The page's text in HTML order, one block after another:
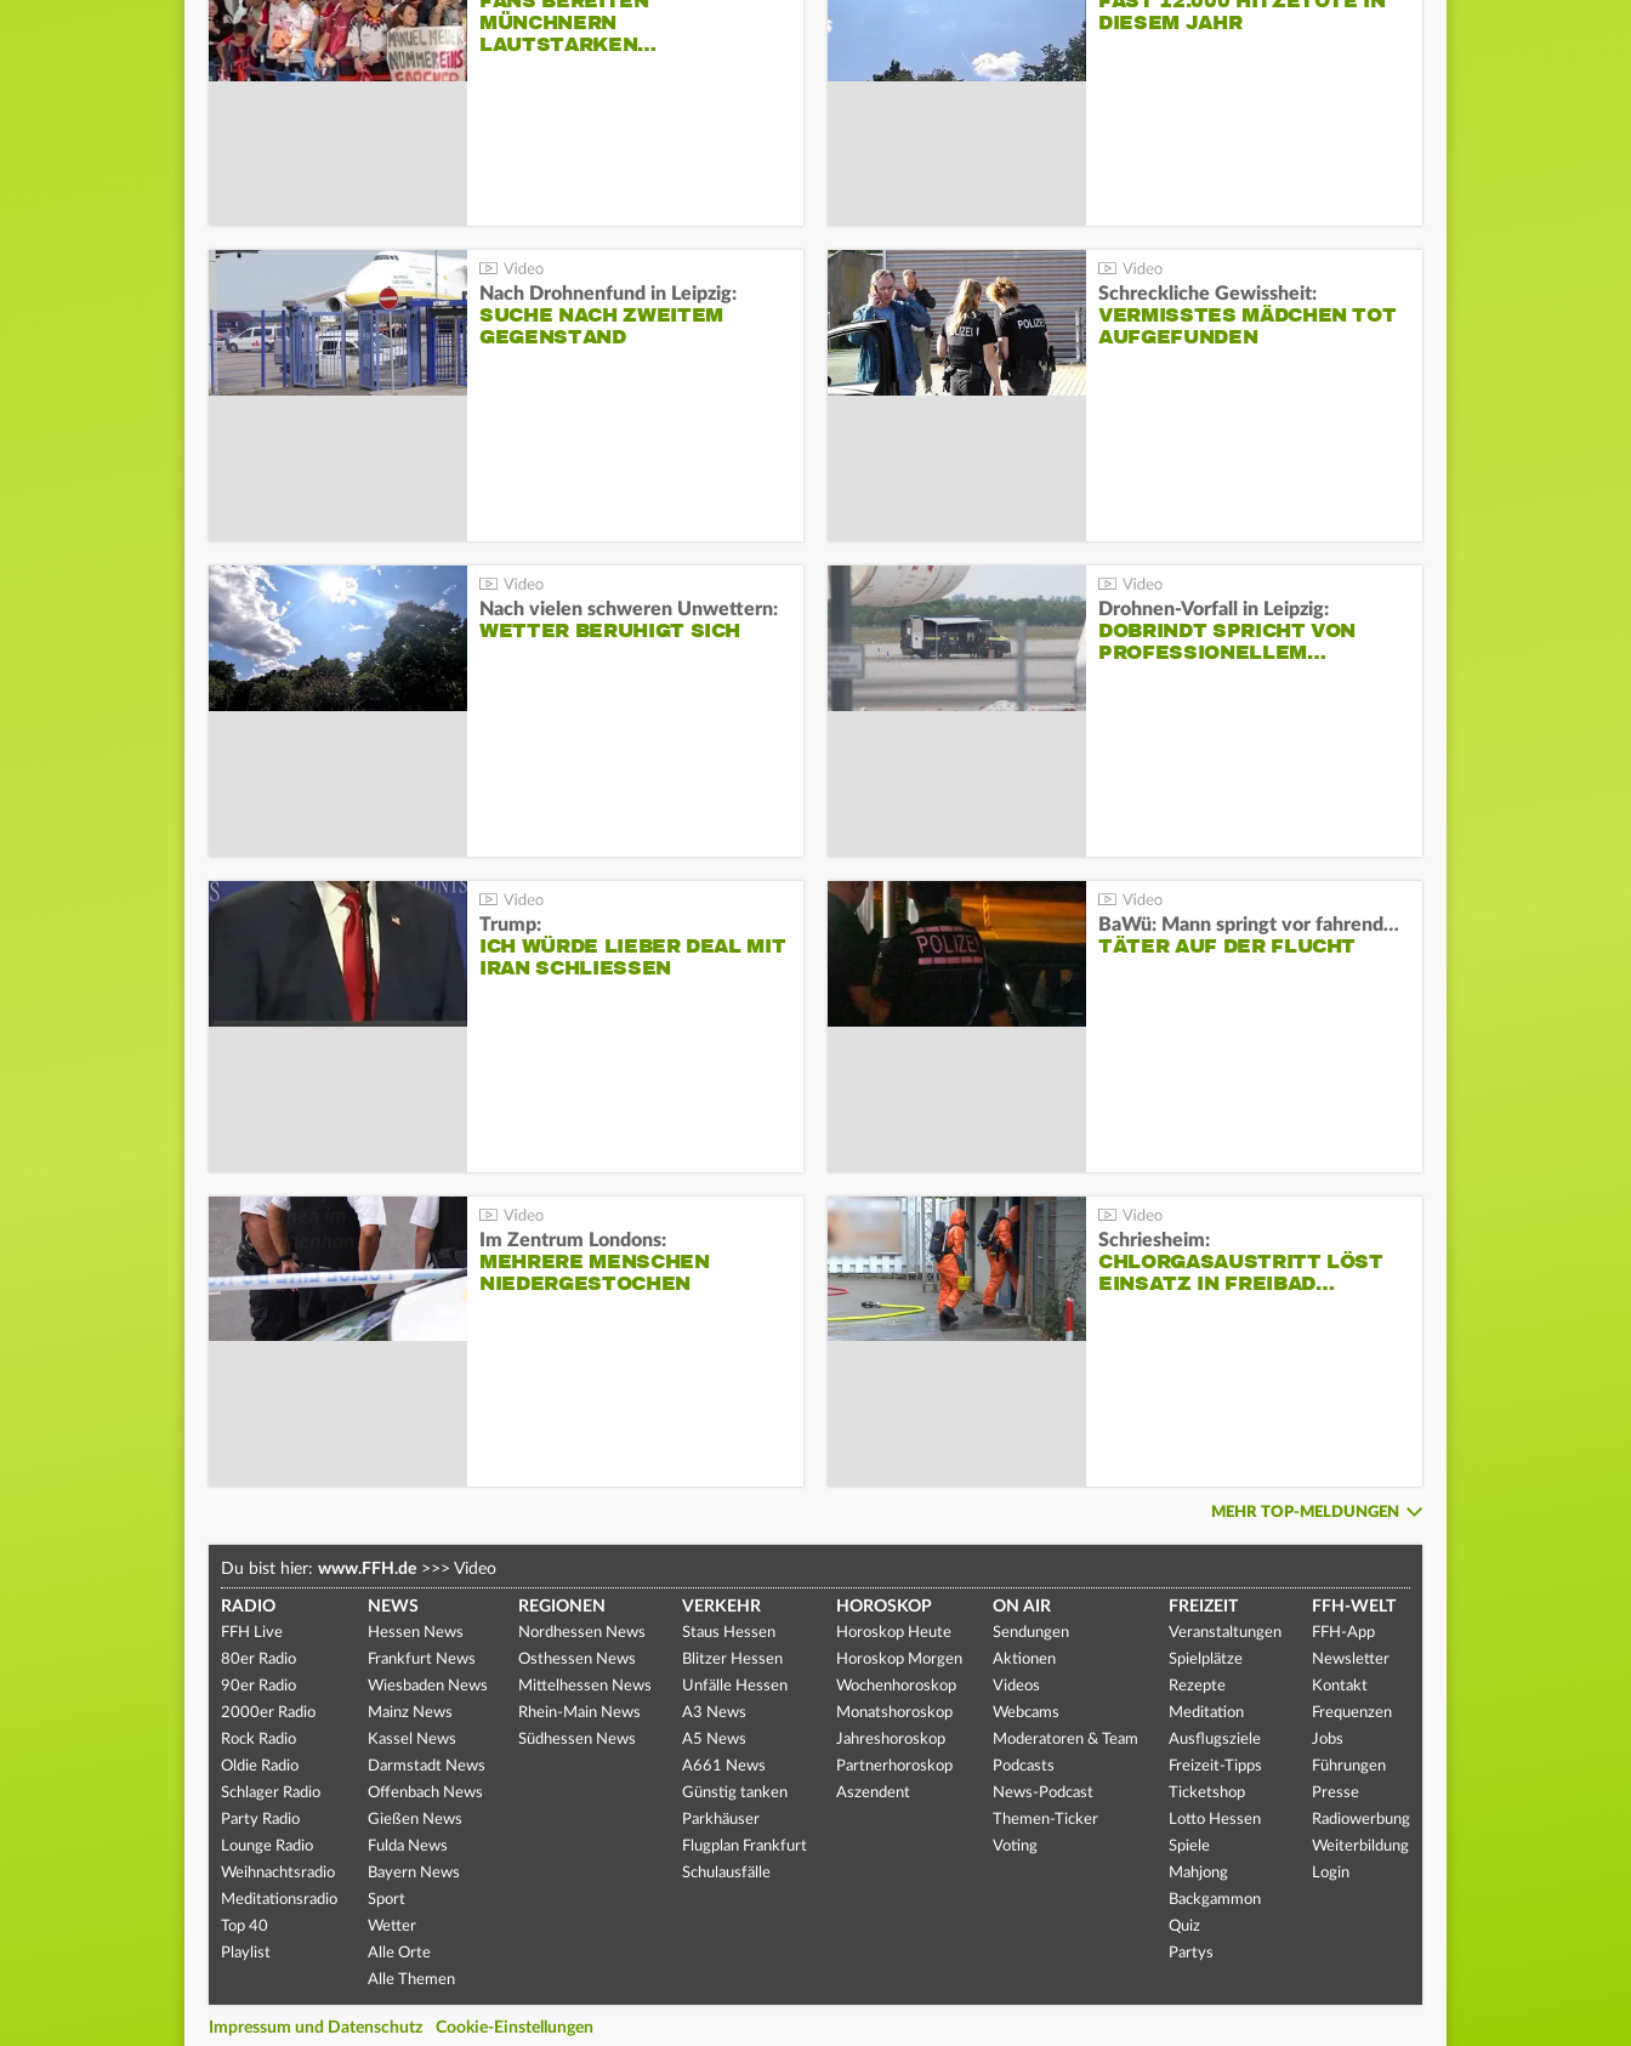
MÜNCHNERN
LAUTSTARKEN…
DIESEM JAHR
Nach Drohnenfund in Leipzig:
SUCHE NACH ZWEITEM
GEGENSTAND
Schreckliche Gewissheit:
VERMISSTES MÄDCHEN TOT
AUFGEFUNDEN
Nach vielen schweren Unwettern:
WETTER BERUHIGT SICH
Drohnen-Vorfall in Leipzig:
DOBRINDT SPRICHT VON
PROFESSIONELLEM…
Trump:
ICH WÜRDE LIEBER DEAL MIT
IRAN SCHLIESSEN
BaWü: Mann springt vor fahrendes Auto und schießt
TÄTER AUF DER FLUCHT
Im Zentrum Londons:
MEHRERE MENSCHEN
NIEDERGESTOCHEN
Schriesheim:
CHLORGASAUSTRITT LÖST
EINSATZ IN FREIBAD…
MEHR TOP-MELDUNGEN
Du bist hier: www.FFH.de >>> Video
RADIO
FFH Live
80er Radio
90er Radio
2000er Radio
Rock Radio
Oldie Radio
Schlager Radio
Party Radio
Lounge Radio
Weihnachtsradio
Meditationsradio
Top 40
Playlist
NEWS
Hessen News
Frankfurt News
Wiesbaden News
Mainz News
Kassel News
Darmstadt News
Offenbach News
Gießen News
Fulda News
Bayern News
Sport
Wetter
Alle Orte
Alle Themen
REGIONEN
Nordhessen News
Osthessen News
Mittelhessen News
Rhein-Main News
Südhessen News
VERKEHR
Staus Hessen
Blitzer Hessen
Unfälle Hessen
A3 News
A5 News
A661 News
Günstig tanken
Parkhäuser
Flugplan Frankfurt
Schulausfälle
HOROSKOP
Horoskop Heute
Horoskop Morgen
Wochenhoroskop
Monatshoroskop
Jahreshoroskop
Partnerhoroskop
Aszendent
ON AIR
Sendungen
Aktionen
Videos
Webcams
Moderatoren & Team
Podcasts
News-Podcast
Themen-Ticker
Voting
FREIZEIT
Veranstaltungen
Spielplätze
Rezepte
Meditation
Ausflugsziele
Freizeit-Tipps
Ticketshop
Lotto Hessen
Spiele
Mahjong
Backgammon
Quiz
Partys
FFH-WELT
FFH-App
Newsletter
Kontakt
Frequenzen
Jobs
Führungen
Presse
Radiowerbung
Weiterbildung
Login
Impressum und Datenschutz Cookie-Einstellungen